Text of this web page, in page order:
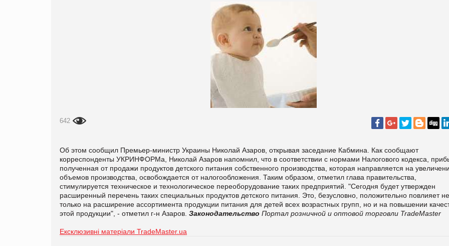
642
Об этом сообщил Премьер-министр Украины Николай Азаров, открывая заседание Кабмина. Как сообщают
корреспонденты УКРИНФОРМа, Николай Азаров напомнил, что в соответствии с нормами Налогового кодекса,
полученная от продажи продуктов детского питания собственного производства, которая направляется на
объемов производства, освобождается от налогообложения. Таким образом, отметил глава правительства,
стимулируется техническое и технологическое переоборудование таких предприятий. "Сегодня будет утвержден
расширенный перечень таких специальных продуктов детского питания. Это, безусловно, положительно повлияет не
только на расширение ассортимента продукции питания для детей всех возрастных групп, но и на повышении
этой продукции", - отметил г-н Азаров. Законодательство Портал розничной и оптовой торговли TradeMaster
Ексклюзивні матеріали TradeMaster.ua